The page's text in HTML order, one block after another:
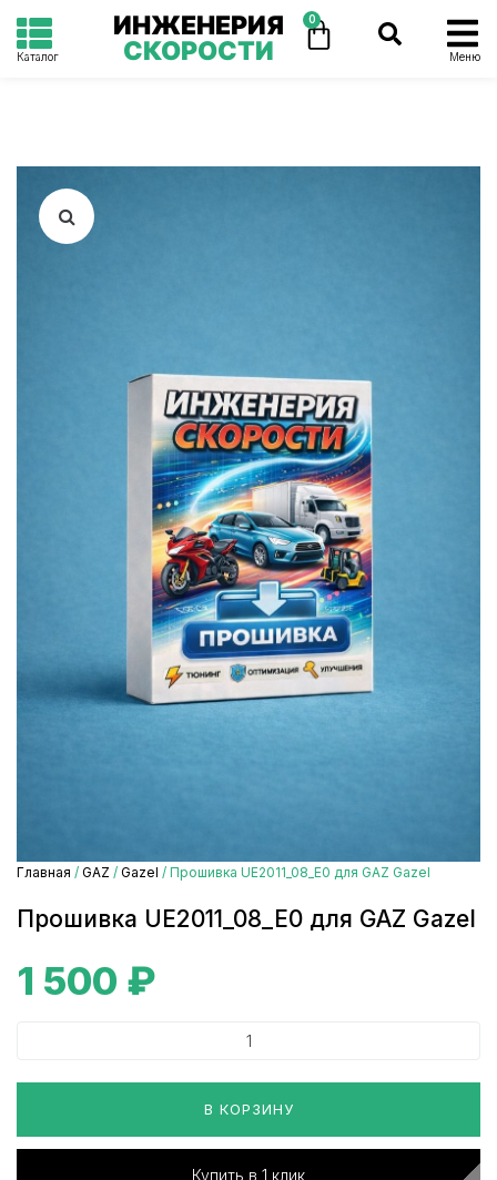
Каталог
ИНЖЕНЕРИЯ
СКОРОСТИ
0
Меню
Главная / GAZ / Gazel / Прошивка UE2011_08_E0 для GAZ Gazel
Прошивка UE2011_08_E0 для GAZ Gazel
1 500 ₽
В КОРЗИНУ
Купить в 1 клик